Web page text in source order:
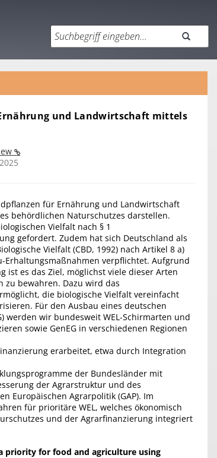
und Landwirtschaft mittels
für Ernährung und Landwirtschaft
behördlichen Naturschutzes darstellen.
Vielfalt nach § 1
gefordert. Zudem hat sich Deutschland als
Vielfalt (CBD, 1992) nach Artikel 8 a)
Erhaltungsmaßnahmen verpflichtet. Aufgrund
ist es das Ziel, möglichst viele dieser Arten
zu bewahren. Dazu wird das
die biologische Vielfalt vereinfacht
Für den Ausbau eines deutschen
werden wir bundesweit WEL-Schirmarten und
sowie GenEG in verschiedenen Regionen
erarbeitet, etwa durch Integration
der Bundesländer mit
der Agrarstruktur und des
Europäischen Agrarpolitik (GAP). Im
für prioritäre WEL, welches ökonomisch
und der Agrarfinanzierung integriert
priority for food and agriculture using